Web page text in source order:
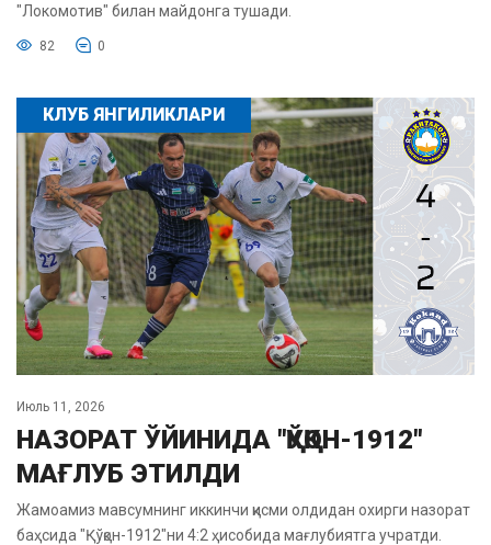
"Локомотив" билан майдонга тушади.
82 0
КЛУБ ЯНГИЛИКЛАРИ
Июль 11, 2026
НАЗОРАТ ЎЙИНИДА "ҚЎҚОН-1912"
МАҒЛУБ ЭТИЛДИ
Жамоамиз мавсумнинг иккинчи қисми олдидан охирги назорат
баҳсида "Қўқон-1912"ни 4:2 ҳисобида мағлубиятга учратди.